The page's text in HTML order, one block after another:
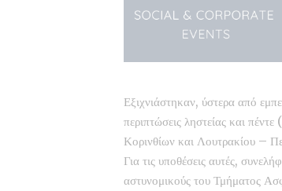
Εξιχνιάστηκαν, ύστερα από
περιπτώσεις ληστείας και
Κορινθίων και Λουτρακίου –
Για τις υποθέσεις αυτές,
αστυνομικούς του Τμήματος